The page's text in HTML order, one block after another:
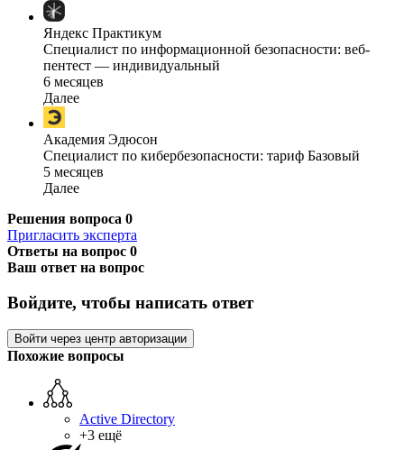
Яндекс Практикум
Специалист по информационной безопасности: веб-
пентест — индивидуальный
6 месяцев
Далее
Академия Эдюсон
Специалист по кибербезопасности: тариф Базовый
5 месяцев
Далее
Решения вопроса 0
Пригласить эксперта
Ответы на вопрос 0
Ваш ответ на вопрос
Войдите, чтобы написать ответ
Войти через центр авторизации
Похожие вопросы
Active Directory
+3 ещё